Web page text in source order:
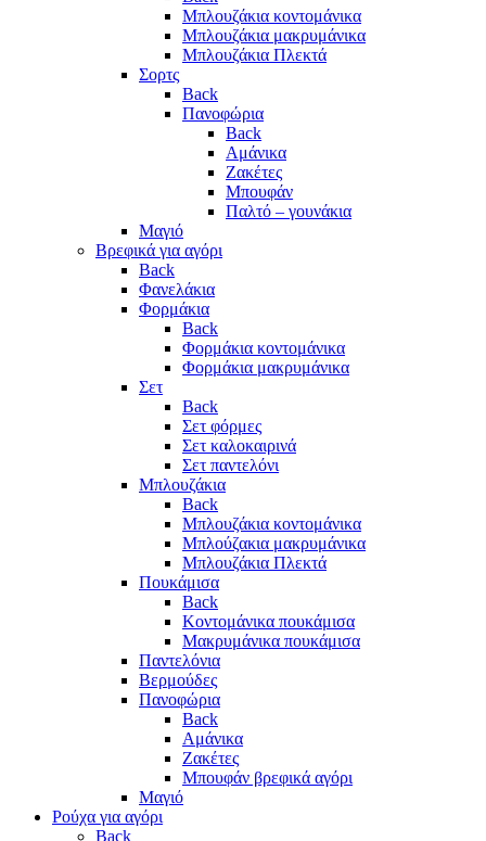
Μπλουζάκια κοντομάνικα
Μπλουζάκια μακρυμάνικα
Μπλουζάκια Πλεκτά
Σορτς
Back
Πανοφώρια
Back
Αμάνικα
Ζακέτες
Μπουφάν
Παλτό – γουνάκια
Μαγιό
Βρεφικά για αγόρι
Back
Φανελάκια
Φορμάκια
Back
Φορμάκια κοντομάνικα
Φορμάκια μακρυμάνικα
Σετ
Back
Σετ φόρμες
Σετ καλοκαιρινά
Σετ παντελόνι
Μπλουζάκια
Back
Μπλουζάκια κοντομάνικα
Μπλούζακια μακρυμάνικα
Μπλουζάκια Πλεκτά
Πουκάμισα
Back
Κοντομάνικα πουκάμισα
Μακρυμάνικα πουκάμισα
Παντελόνια
Βερμούδες
Πανοφώρια
Back
Αμάνικα
Ζακέτες
Μπουφάν βρεφικά αγόρι
Μαγιό
Ρούχα για αγόρι
Back